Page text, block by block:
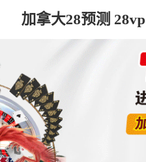
加拿大28预测